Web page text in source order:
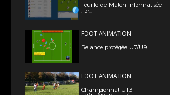
Feuille de Match Informatisée
: pr...
FOOT ANIMATION
Relance protégée U7/U9
FOOT ANIMATION
Championnat U13